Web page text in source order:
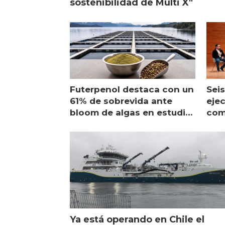
sostenibilidad de Multi X"
Futerpenol destaca con un
61% de sobrevida ante
bloom de algas en estudio
Ya está operando en Chile el